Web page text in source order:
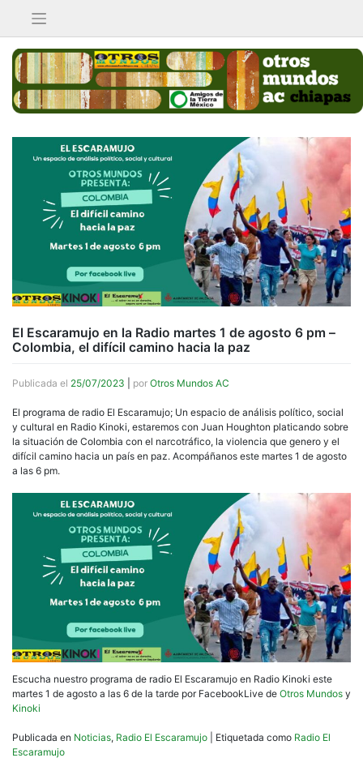
contenido
El Escaramujo en la Radio martes 1 de agosto 6 pm –
Colombia, el difícil camino hacia la paz
Publicada el 25/07/2023 por Otros Mundos AC
El programa de radio El Escaramujo; Un espacio de análisis político, social
y cultural en Radio Kinoki, estaremos con Juan Houghton platicando sobre
la situación de Colombia con el narcotráfico, la violencia que genero y el
difícil camino hacia un país en paz. Acompáñanos este martes 1 de agosto
a las 6 pm.
Escucha nuestro programa de radio El Escaramujo en Radio Kinoki este
martes 1 de agosto a las 6 de la tarde por FacebookLive de Otros Mundos y
Kinoki
Publicada en Noticias, Radio El Escaramujo Etiquetada como Radio El
Escaramujo